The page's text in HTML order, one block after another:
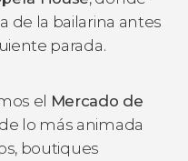
de la bailarina antes
parada.
el Mercado de
lo más animada
boutiques